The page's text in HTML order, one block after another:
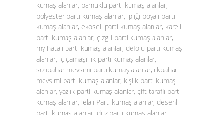
kumaş alanlar, pamuklu parti kumaş alanlar,
polyester parti kumaş alanlar, ipliği boyalı parti
kumaş alanlar, ekoseli parti kumaş alanlar, kareli
parti kumaş alanlar, çizgili parti kumaş alanlar,
my hatalı parti kumaş alanlar, defolu parti kumaş
alanlar, iç çamaşırlık parti kumaş alanlar,
sonbahar mevsimi parti kumaş alanlar, ilkbahar
mevsimi parti kumaş alanlar, kışlık parti kumaş
alanlar, yazlık parti kumaş alanlar, çift taraflı parti
kumaş alanlar,Telalı Parti kumaş alanlar, desenli
parti kumaş alanlar, düz parti kumaş alanlar,